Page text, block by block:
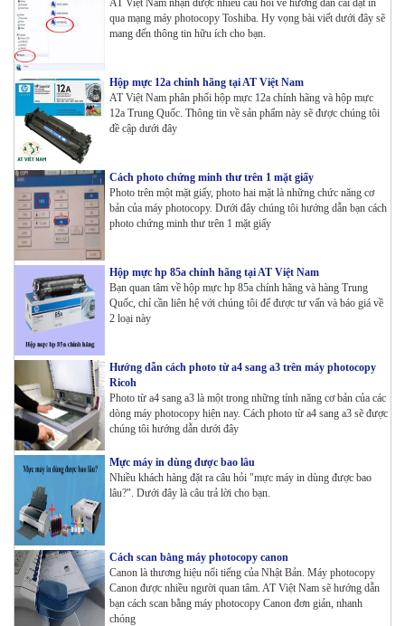
AT Việt Nam nhận được nhiều câu hỏi về hướng dẫn cài đặt in
qua mạng máy photocopy Toshiba. Hy vọng bài viết dưới đây sẽ
mang đến thông tin hữu ích cho bạn.
Hộp mực 12a chính hãng tại AT Việt Nam
AT Việt Nam phân phối hộp mực 12a chính hãng và hộp mực
12a Trung Quốc. Thông tin về sản phẩm này sẽ được chúng tôi
đề cập dưới đây
Cách photo chứng minh thư trên 1 mặt giấy
Photo trên một mặt giấy, photo hai mặt là những chức năng cơ
bản của máy photocopy. Dưới đây chúng tôi hướng dẫn bạn cách
photo chứng minh thư trên 1 mặt giấy
Hộp mực hp 85a chính hãng tại AT Việt Nam
Bạn quan tâm về hộp mực hp 85a chính hãng và hàng Trung
Quốc, chỉ cần liên hệ với chúng tôi để được tư vấn và báo giá về
2 loại này
Hướng dẫn cách photo từ a4 sang a3 trên máy photocopy
Ricoh
Photo từ a4 sang a3 là một trong những tính năng cơ bản của các
dòng máy photocopy hiện nay. Cách photo từ a4 sang a3 sẽ được
chúng tôi hướng dẫn dưới đây
Mực máy in dùng được bao lâu
Nhiều khách hàng đặt ra câu hỏi "mực máy in dùng được bao
lâu?". Dưới đây là câu trả lời cho bạn.
Cách scan bằng máy photocopy canon
Canon là thương hiệu nổi tiếng của Nhật Bản. Máy photocopy
Canon được nhiều người quan tâm. AT Việt Nam sẽ hướng dẫn
bạn cách scan bằng máy photocopy Canon đơn giản, nhanh
chóng